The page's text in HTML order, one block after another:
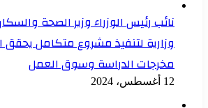
نائب رئيس الوزراء وزير الصحة
وزارية لتنفيذ مشروع متكامل يحقق
مخرجات الدراسة وسوق العمل
12 أغسطس، 2024